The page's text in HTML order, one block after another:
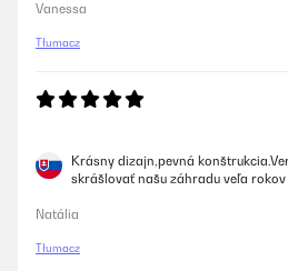
Vanessa
Tłumacz
Krásny dizajn,pevná
skrášlovať našu záhradu veľa rokov
Natália
Tłumacz